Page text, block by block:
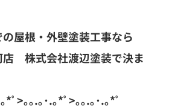
屋根・外壁塗装工事なら
店 株式会社渡辺塗装で決ま
*ﾟ>｡｡.｡･.｡*ﾟ>｡｡.｡･.｡*ﾟ